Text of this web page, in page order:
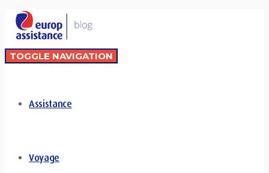
TOGGLE NAVIGATION
Assistance
Voyage